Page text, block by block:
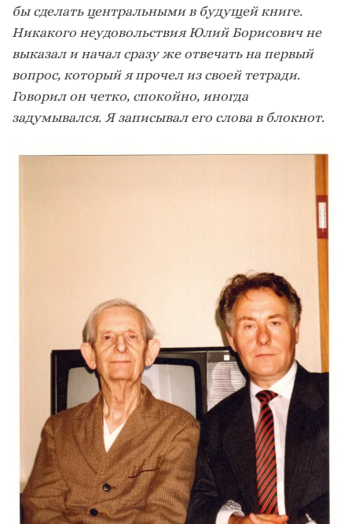
бы сделать центральными в будущей книге.
Никакого неудовольствия Юлий Борисович не
выказал и начал сразу же отвечать на первый
вопрос, который я прочел из своей тетради.
Говорил он четко, спокойно, иногда
задумывался. Я записывал его слова в блокнот.